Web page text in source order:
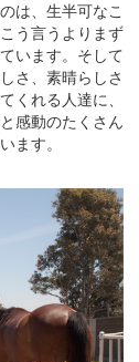
は、生半可なこ
う言うよりまず
います。そして
さ、素晴らしさ
くれる人達に、
感動のたくさん
ます。